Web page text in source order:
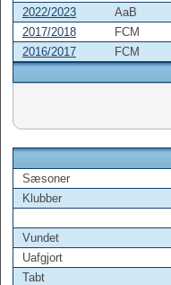
2022/2023
AaB
2017/2018
FCM
2016/2017
FCM
Sæsoner
Klubber
Vundet
Uafgjort
Tabt